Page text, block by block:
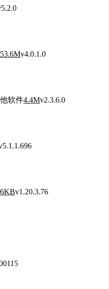
53.6Mv4.0.1.0
软件4.4Mv2.3.6.0
v1.20.3.76